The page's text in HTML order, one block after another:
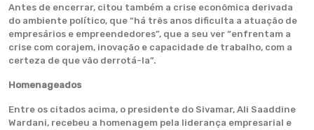
Antes de encerrar, citou também a crise econômica derivada
do ambiente político, que “há três anos dificulta a atuação de
empresários e empreendedores”, que a seu ver “enfrentam a
crise com corajem, inovação e capacidade de trabalho, com a
certeza de que vão derrotá-la”.
Homenageados
Entre os citados acima, o presidente do Sivamar, Ali Saaddine
Wardani, recebeu a homenagem pela liderança empresarial e